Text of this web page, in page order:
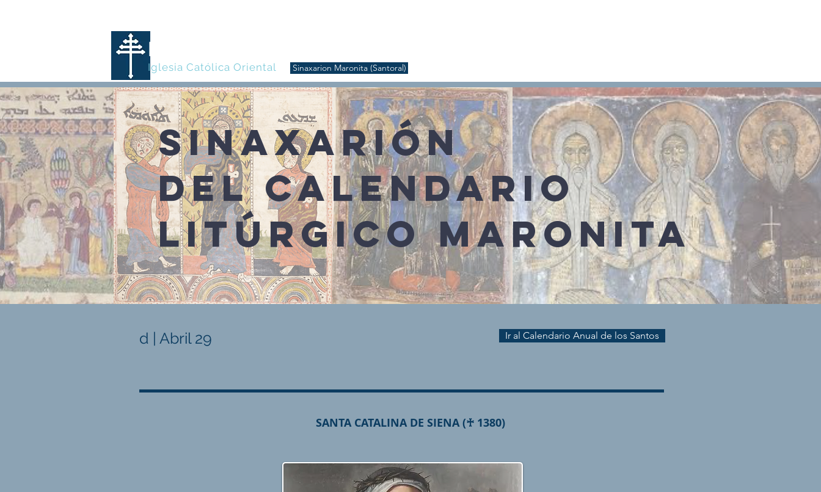
MARONITAS
Iglesia Católica Oriental
Sinaxarion Maronita (Santoral)
SINAXARIÓN
DEL CALENDARIO
LITÚRGICO MARONITA
d | Abril 29 Ir al Calendario Anual de los Santos
SANTA CATALINA DE SIENA (♰ 1380)